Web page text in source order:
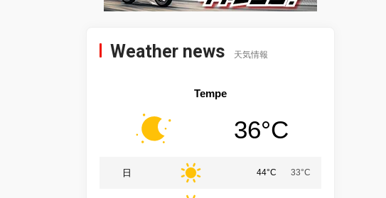
Weather news 天気情報
Tempe
36°C
日 44°C 33°C